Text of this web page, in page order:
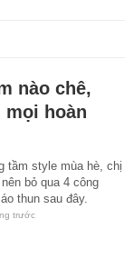
nào chê,
hoàn
tầm style mùa hè, chị
bỏ qua 4 công
thun sau đây.
trước